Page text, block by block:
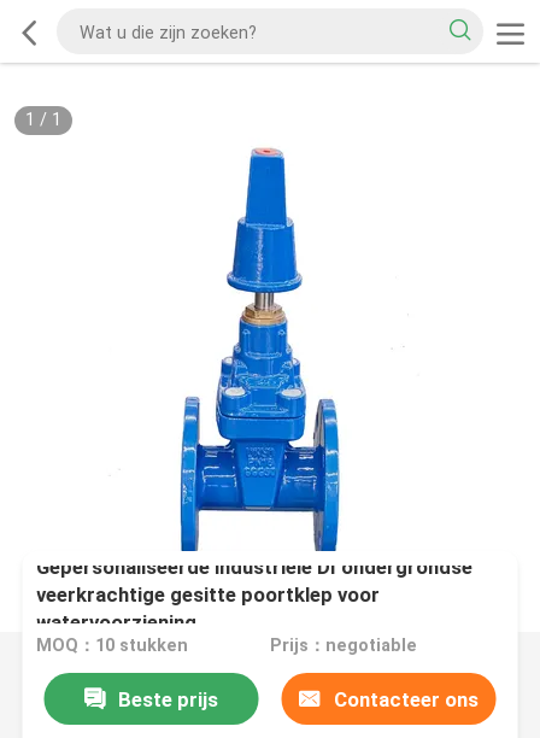
1 / 1
Gepersonaliseerde industriële DI ondergrondse
veerkrachtige gesitte poortklep voor
watervoorziening
MOQ：10 stukken Prijs：negotiable
Beste prijs Contacteer ons